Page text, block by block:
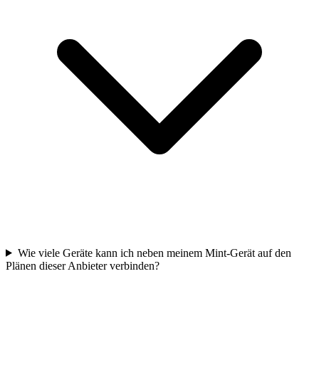
Wie viele Geräte kann ich neben meinem Mint-Gerät auf den
Plänen dieser Anbieter verbinden?